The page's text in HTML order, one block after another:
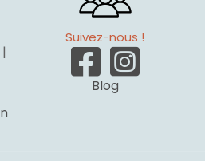
|
Suivez-nous !
Blog